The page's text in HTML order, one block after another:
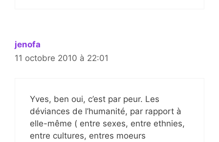
jenofa
11 octobre 2010 à 22:01
Yves, ben oui, c’est par peur. Les
déviances de l’humanité, par rapport à
elle-même ( entre sexes, entre ethnies,
entre cultures, entres moeurs